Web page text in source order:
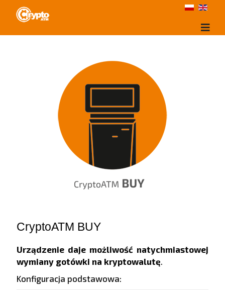
CryptoATM BUY
Urządzenie daje możliwość natychmiastowej
wymiany gotówki na kryptowalutę.
Konfiguracja podstawowa: